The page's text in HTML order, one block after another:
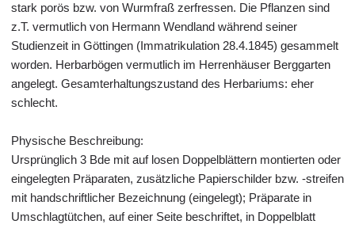
stark porös bzw. von Wurmfraß zerfressen. Die Pflanzen sind
z.T. vermutlich von Hermann Wendland während seiner
Studienzeit in Göttingen (Immatrikulation 28.4.1845) gesammelt
worden. Herbarbögen vermutlich im Herrenhäuser Berggarten
angelegt. Gesamterhaltungszustand des Herbariums: eher
schlecht.
Physische Beschreibung:
Ursprünglich 3 Bde mit auf losen Doppelblättern montierten oder
eingelegten Präparaten, zusätzliche Papierschilder bzw. -streifen
mit handschriftlicher Bezeichnung (eingelegt); Präparate in
Umschlagtütchen, auf einer Seite beschriftet, in Doppelblatt